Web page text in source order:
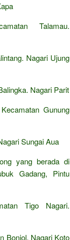
Talamau.
Nagari Ujung
Nagari Parit
Gunung
Sungai Aua
yang berada di
Gadang, Pintu
Tigo Nagari.
Bonjol. Nagari Koto